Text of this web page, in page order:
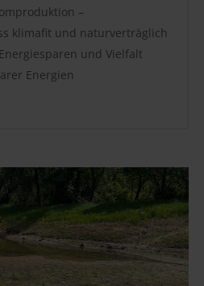
–
klimafit und naturverträglich
und Vielfalt
Energien